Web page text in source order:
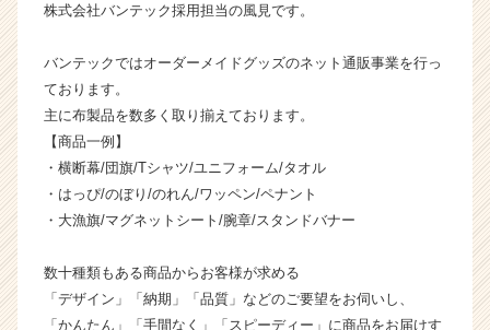
業
ら
カ
ト
届
く
活
サ
イ
株式会社バンテック採用担当の風見です。
バンテックではオーダーメイドグッズのネット通販事業を行っ
ております。
主に布製品を数多く取り揃えております。
【商品一例】
・横断幕/団旗/Tシャツ/ユニフォーム/タオル
・はっぴ/のぼり/のれん/ワッペン/ペナント
・大漁旗/マグネットシート/腕章/スタンドバナー
数十種類もある商品からお客様が求める
「デザイン」「納期」「品質」などのご要望をお伺いし、
「かんたん」「手間なく」「スピーディー」に商品をお届けす